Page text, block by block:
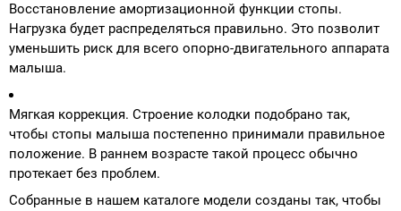
Восстановление амортизационной функции стопы.
Нагрузка будет распределяться правильно. Это позволит
уменьшить риск для всего опорно-двигательного аппарата
малыша.
Мягкая коррекция. Строение колодки подобрано так,
чтобы стопы малыша постепенно принимали правильное
положение. В раннем возрасте такой процесс обычно
протекает без проблем.
Собранные в нашем каталоге модели созданы так, чтобы